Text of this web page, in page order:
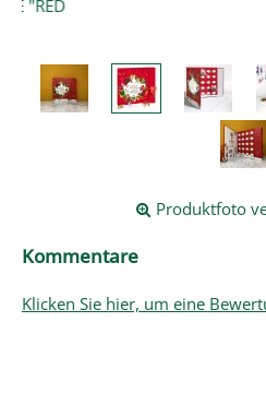
Produktfoto
Kommentare
Klicken Sie hier, um eine